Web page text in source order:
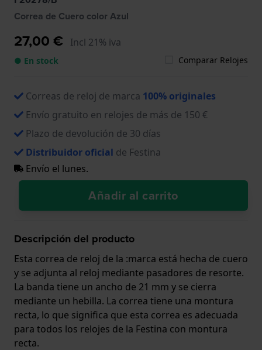
Correa de Cuero color Azul
27,00 € Incl 21% iva
● En stock Comparar Relojes
Correas de reloj de marca 100% originales
Envío gratuito en relojes de más de 150 €
Plazo de devolución de 30 días
Distribuidor oficial de Festina
Envío el lunes.
Añadir al carrito
Descripción del producto
Esta correa de reloj de la :marca está hecha de cuero
y se adjunta al reloj mediante pasadores de resorte.
La banda tiene un ancho de 21 mm y se cierra
mediante un hebilla. La correa tiene una montura
recta, lo que significa que esta correa es adecuada
para todos los relojes de la Festina con montura
recta.